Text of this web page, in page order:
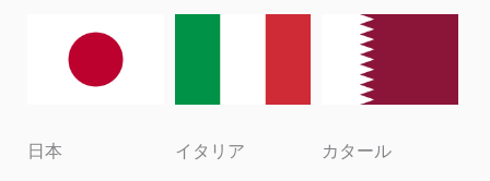
日本 イタリア カタール